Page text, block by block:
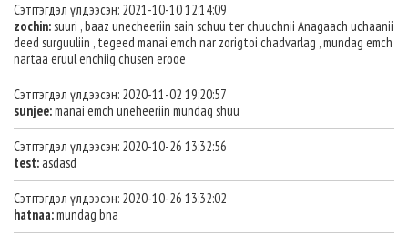
Сэтггэгдэл үлдээсэн: 2021-10-10 12:14:09
zochin:suuri , baaz unecheeriin sain schuu ter chuuchnii Anagaach uchaanii
deed surguuliin , tegeed manai emch nar zorigtoi chadvarlag , mundag emch
nartaa eruul enchiig chusen erooe
Сэтггэгдэл үлдээсэн: 2020-11-02 19:20:57
sunjee:manai emch uneheeriin mundag shuu
Сэтггэгдэл үлдээсэн: 2020-10-26 13:32:56
test: asdasd
Сэтггэгдэл үлдээсэн: 2020-10-26 13:32:02
hatnaa:mundag bna